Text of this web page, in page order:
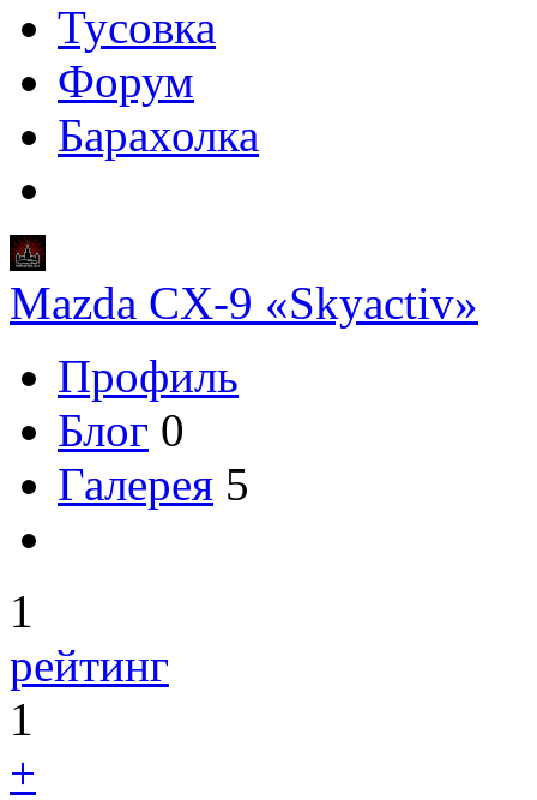
Тусовка
Форум
Барахолка
Mazda CX-9 «Skyactiv»
Профиль
Блог 0
Галерея 5
1
рейтинг
1
+